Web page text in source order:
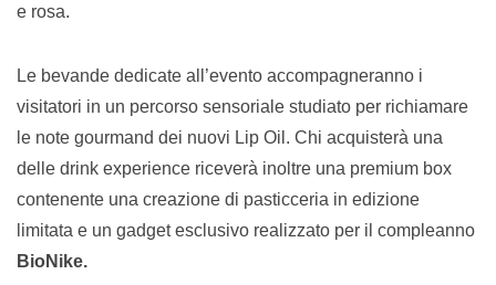
e rosa.
Le bevande dedicate all’evento accompagneranno i
visitatori in un percorso sensoriale studiato per richiamare
le note gourmand dei nuovi Lip Oil. Chi acquisterà una
delle drink experience riceverà inoltre una premium box
contenente una creazione di pasticceria in edizione
limitata e un gadget esclusivo realizzato per il compleanno
BioNike.